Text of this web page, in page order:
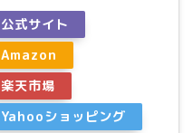
公式サイト
Amazon
楽天市場
Yahooショッピング